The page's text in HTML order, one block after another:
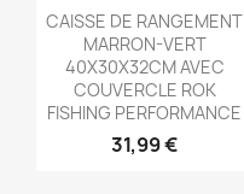
Aperçu rapide
CAISSE DE RANGEMENT
MARRON-VERT
40X30X32CM AVEC
COUVERCLE ROK
FISHING PERFORMANCE
31,99 €